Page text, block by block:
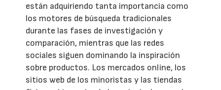
están adquiriendo tanta importancia como
los motores de búsqueda tradicionales
durante las fases de investigación y
comparación, mientras que las redes
sociales siguen dominando la inspiración
sobre productos. Los mercados online, los
sitios web de los minoristas y las tiendas